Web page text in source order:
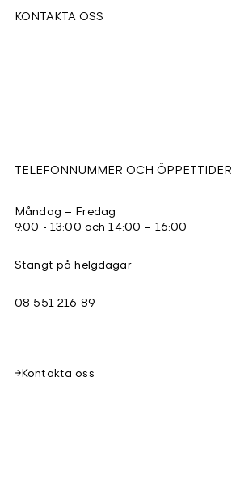
KONTAKTA OSS
TELEFONNUMMER OCH ÖPPETTIDER
Måndag – Fredag
9:00 - 13:00 och 14:00 – 16:00
Stängt på helgdagar
08 551 216 89
Kontakta oss